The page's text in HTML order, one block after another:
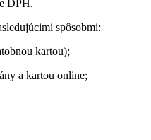
DPH.
spôsobmi:
kartou);
a kartou online;